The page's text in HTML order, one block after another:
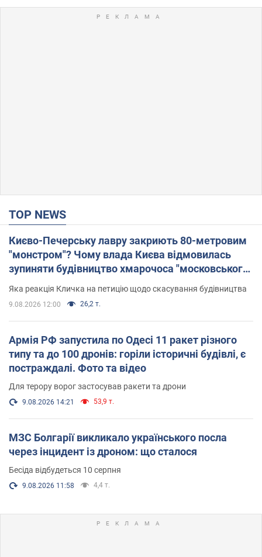
TOP NEWS
Києво-Печерську лавру закриють 80-метровим
"монстром"? Чому влада Києва відмовилась
зупиняти будівництво хмарочоса "московського
вірянина"
Яка реакція Кличка на петицію щодо скасування будівництва
9.08.2026 12:00 26,2 т.
Армія РФ запустила по Одесі 11 ракет різного
типу та до 100 дронів: горіли історичні будівлі, є
постраждалі. Фото та відео
Для терору ворог застосував ракети та дрони
9.08.2026 14:21 53,9 т.
МЗС Болгарії викликало українського посла
через інцидент із дроном: що сталося
Бесіда відбудеться 10 серпня
9.08.2026 11:58 4,4 т.